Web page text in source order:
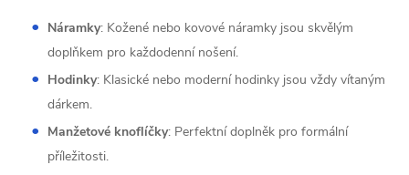
Náramky: Kožené nebo kovové náramky jsou skvělým
doplňkem pro každodenní nošení.
Hodinky: Klasické nebo moderní hodinky jsou vždy vítaným
dárkem.
Manžetové knoflíčky: Perfektní doplněk pro formální
příležitosti.